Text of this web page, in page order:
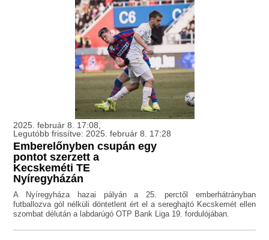
2025. február 8. 17:08,
Legutóbb frissítve: 2025. február 8. 17:28
Emberelőnyben csupán egy
pontot szerzett a
Kecskeméti TE
Nyíregyházán
A Nyíregyháza hazai pályán a 25. perctől emberhátrányban
futballozva gól nélküli döntetlent ért el a sereghajtó Kecskemét ellen
szombat délután a labdarúgó OTP Bank Liga 19. fordulójában.